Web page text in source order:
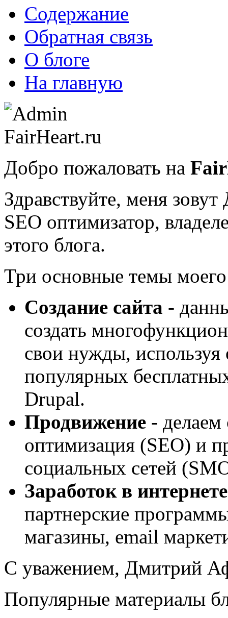
Содержание
Обратная связь
О блоге
На главную
Добро пожаловать на
Здравствуйте, меня
SEO оптимизатор,
этого блога.
Три основные темы моего
Создание сайта -
создать
свои нужды,
популярных
Drupal.
Продвижение - делаем
оптимизация (SEO) и
социальных сетей
Заработок в интернете
партнерские
магазины, email
С уважением, Дмитрий
Популярные материалы